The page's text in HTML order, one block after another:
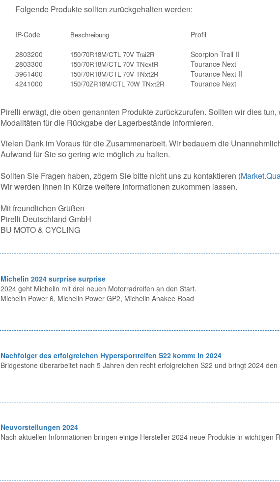
Folgende Produkte sollten zurückgehalten werden:
IP-Code
2803200
2803300
3961400
4241000
Beschreibung
150/70R18M/CTL 70V Trai2R
150/70R18M/CTL 70V TNextR
150/70R18M/CTL 70V TNxt2R
150/70ZR18M/CTL 70W TNxt2R
Profil
Scorpion Trail II
Tourance Next
Tourance Next II
Tourance Next
Pirelli erwägt, die oben genannten Produkte zurückzurufen. Sollten wir dies
Modalitäten für die Rückgabe der Lagerbestände informieren.
Vielen Dank im Voraus für die Zusammenarbeit. Wir bedauern die
Aufwand für Sie so gering wie möglich zu halten.
Sollten Sie Fragen haben, zögern Sie bitte nicht uns zu kontaktieren (
Wir werden Ihnen in Kürze weitere Informationen zukommen lassen.
Mit freundlichen Grüßen
Pirelli Deutschland GmbH
BU MOTO & CYCLING
Michelin 2024 surprise surprise
2024 geht Michelin mit drei neuen Motorradreifen an den Start.
Michelin Power 6, Michelin Power GP2, Michelin Anakee Road
Nachfolger des erfolgreichen Hypersportreifen S22 kommt in 2024
Bridgestone überarbeitet nach 5 Jahren den recht erfolgreichen S22 und bringt 2024 den
Neuvorstellungen 2024
Nach aktuellen Informationen bringen einige Hersteller 2024 neue Produkte in wichtigen